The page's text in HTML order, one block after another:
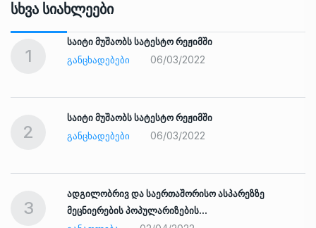
Სხვა Სიახლეები
1
საიტი მუშაობს სატესტო რეჟიმში
ᲒᲐᲜᲪᲮᲐᲓᲔᲑᲔᲑᲘ
06/03/2022
2
საიტი მუშაობს სატესტო რეჟიმში
ᲒᲐᲜᲪᲮᲐᲓᲔᲑᲔᲑᲘ
06/03/2022
3
ადგილობრივ და საერთაშორისო ასპარეზზე
მეცნიერების პოპულარიზების…